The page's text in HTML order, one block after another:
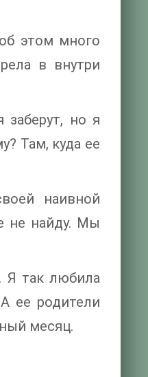
этом много
в внутри
но я
Там, куда ее
наивной
не найду. Мы
Я так любила
ее родители
месяц.